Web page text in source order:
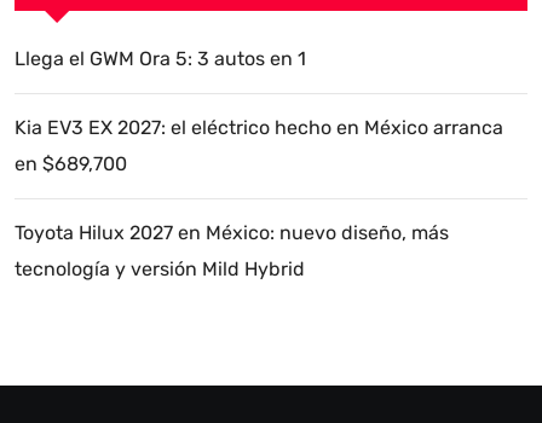
Llega el GWM Ora 5: 3 autos en 1
Kia EV3 EX 2027: el eléctrico hecho en México arranca
en $689,700
Toyota Hilux 2027 en México: nuevo diseño, más
tecnología y versión Mild Hybrid